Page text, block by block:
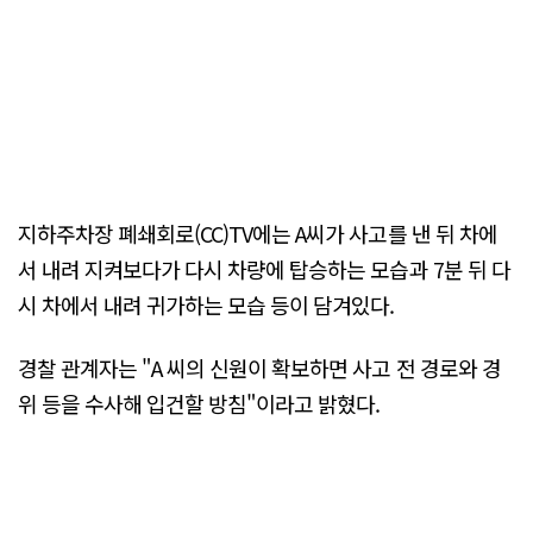
지하주차장 폐쇄회로(CC)TV에는 A씨가 사고를 낸 뒤 차에
서 내려 지켜보다가 다시 차량에 탑승하는 모습과 7분 뒤 다
시 차에서 내려 귀가하는 모습 등이 담겨있다.
경찰 관계자는 "A 씨의 신원이 확보하면 사고 전 경로와 경
위 등을 수사해 입건할 방침"이라고 밝혔다.